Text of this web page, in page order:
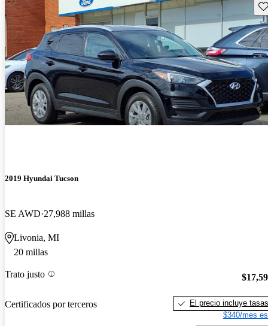
2019 Hyundai Tucson
SE AWD 27,988 millas
Livonia, MI
20 millas
Trato justo
Certificados por terceros
El precio incluye tasas
$340/mes